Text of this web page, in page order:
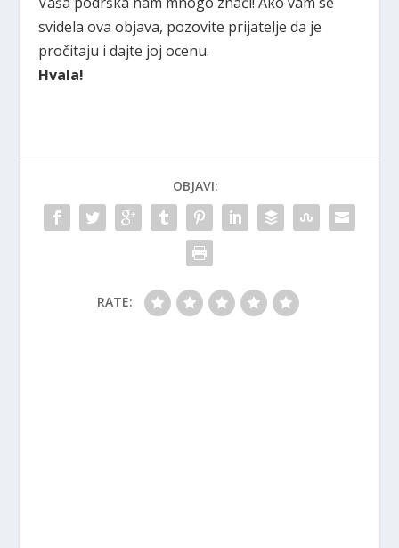
svidela ova objava, pozovite prijatelje da je
pročitaju i dajte joj ocenu.
Hvala!
OBJAVI:
RATE: